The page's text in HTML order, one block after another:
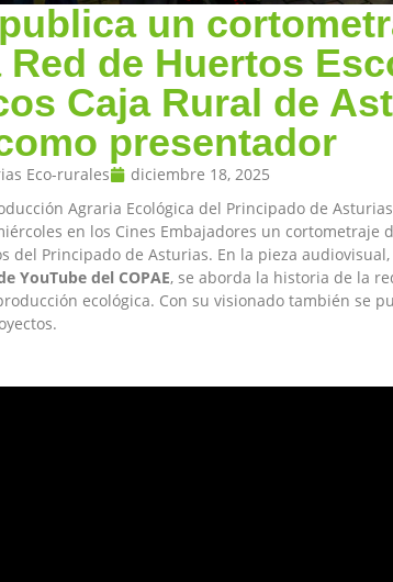
un
de Huertos
Caja Rural de
presentador
Eco-rurales
diciembre 18, 2025
Agraria Ecológica del Principado de
en los Cines Embajadores un cortometraje
del Principado de Asturias. En la pieza
YouTube del COPAE, se aborda la historia de la
ecológica. Con su visionado también se